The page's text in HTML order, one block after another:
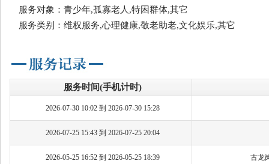
服务对象：青少年,孤寡老人,特困群体,其它
服务类别：维权服务,心理健康,敬老助老,文化娱乐,其它